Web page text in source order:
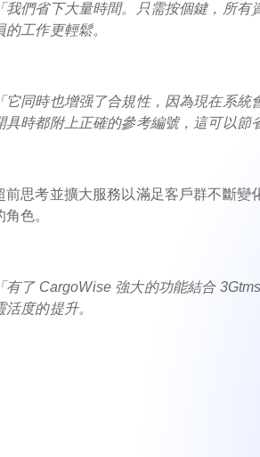
「我們省下大量時間。只需按個鍵，所
的工作更輕鬆。
「它同時也增强了合規性，因為現在系
具時都附上正確的參考編號，這可以節
前思考並擴大服務以滿足客戶群不斷變
角色。
「有了 CargoWise 強大的功能結合
活度的提升。